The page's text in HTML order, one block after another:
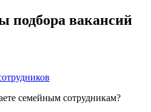
подбора вакансий
семейным сотрудникам?